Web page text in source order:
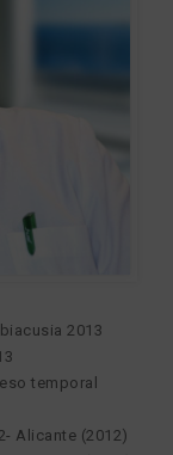
2013
temporal
Alicante (2012)